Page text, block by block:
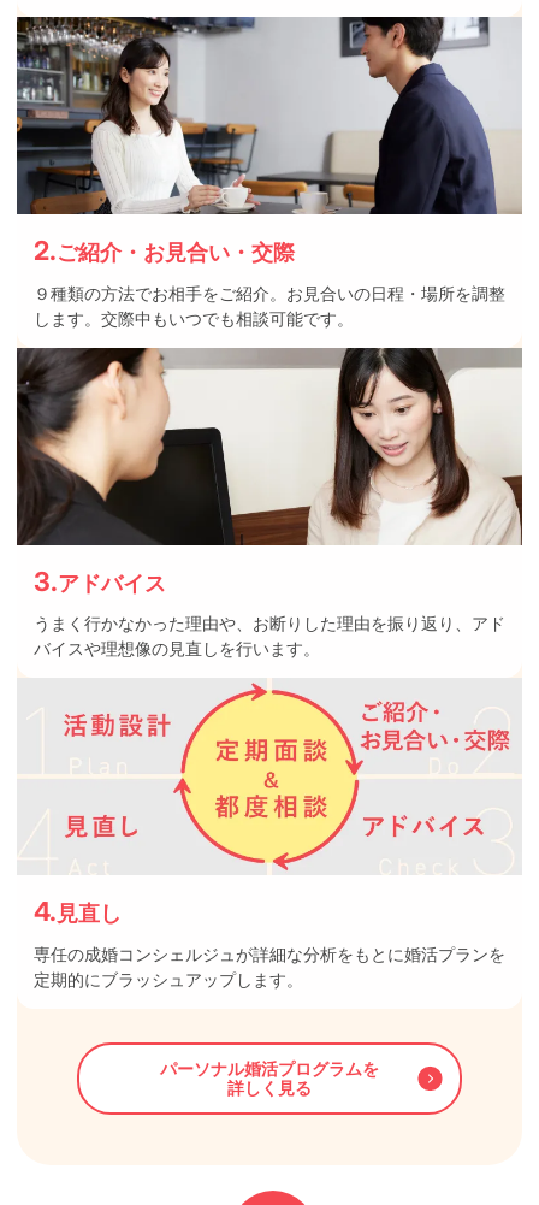
2.ご紹介・お見合い・交際
９種類の方法でお相手をご紹介。お見合いの日程・場所を調整
します。交際中もいつでも相談可能です。
3.アドバイス
うまく行かなかった理由や、お断りした理由を振り返り、アド
バイスや理想像の見直しを行います。
4.見直し
専任の成婚コンシェルジュが詳細な分析をもとに婚活プランを
定期的にブラッシュアップします。
パーソナル婚活プログラムを
詳しく見る